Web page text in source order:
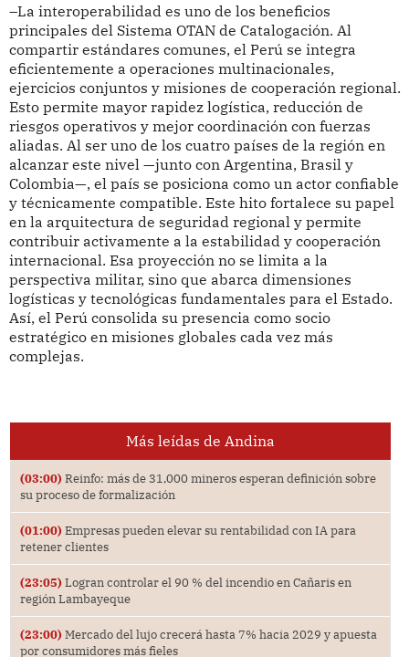
–La interoperabilidad es uno de los beneficios
principales del Sistema OTAN de Catalogación. Al
compartir estándares comunes, el Perú se integra
eficientemente a operaciones multinacionales,
ejercicios conjuntos y misiones de cooperación regional.
Esto permite mayor rapidez logística, reducción de
riesgos operativos y mejor coordinación con fuerzas
aliadas. Al ser uno de los cuatro países de la región en
alcanzar este nivel —junto con Argentina, Brasil y
Colombia—, el país se posiciona como un actor confiable
y técnicamente compatible. Este hito fortalece su papel
en la arquitectura de seguridad regional y permite
contribuir activamente a la estabilidad y cooperación
internacional. Esa proyección no se limita a la
perspectiva militar, sino que abarca dimensiones
logísticas y tecnológicas fundamentales para el Estado.
Así, el Perú consolida su presencia como socio
estratégico en misiones globales cada vez más
complejas.
Más leídas de Andina
(03:00) Reinfo: más de 31,000 mineros esperan definición sobre
su proceso de formalización
(01:00) Empresas pueden elevar su rentabilidad con IA para
retener clientes
(23:05) Logran controlar el 90 % del incendio en Cañaris en
región Lambayeque
(23:00) Mercado del lujo crecerá hasta 7% hacia 2029 y apuesta
por consumidores más fieles